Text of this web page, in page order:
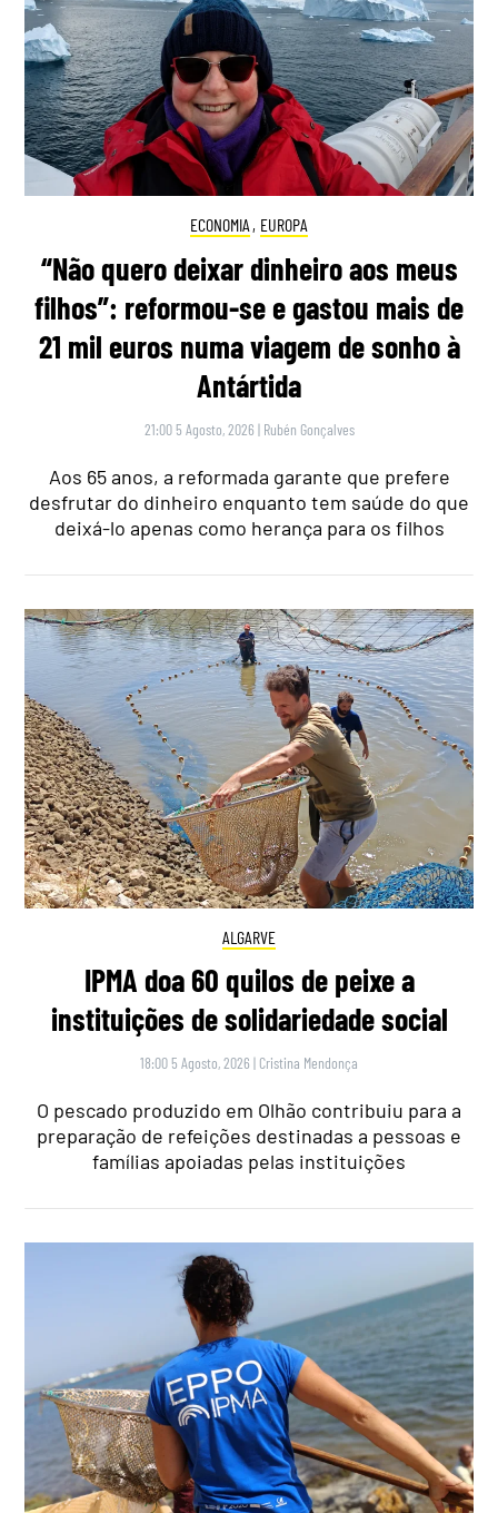
ECONOMIA , EUROPA
“Não quero deixar dinheiro aos meus
filhos”: reformou-se e gastou mais de
21 mil euros numa viagem de sonho à
Antártida
21:00 5 Agosto, 2026 | Rubén Gonçalves
Aos 65 anos, a reformada garante que prefere
desfrutar do dinheiro enquanto tem saúde do que
deixá-lo apenas como herança para os filhos
ALGARVE
IPMA doa 60 quilos de peixe a
instituições de solidariedade social
18:00 5 Agosto, 2026 | Cristina Mendonça
O pescado produzido em Olhão contribuiu para a
preparação de refeições destinadas a pessoas e
famílias apoiadas pelas instituições